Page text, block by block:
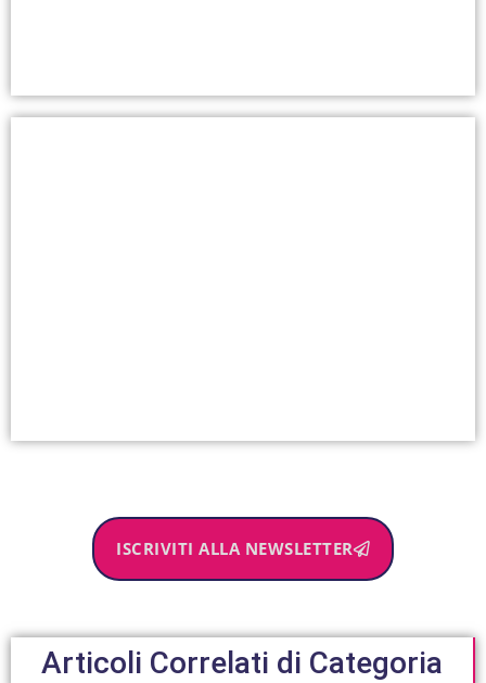
ISCRIVITI ALLA NEWSLETTER
Articoli Correlati di Categoria